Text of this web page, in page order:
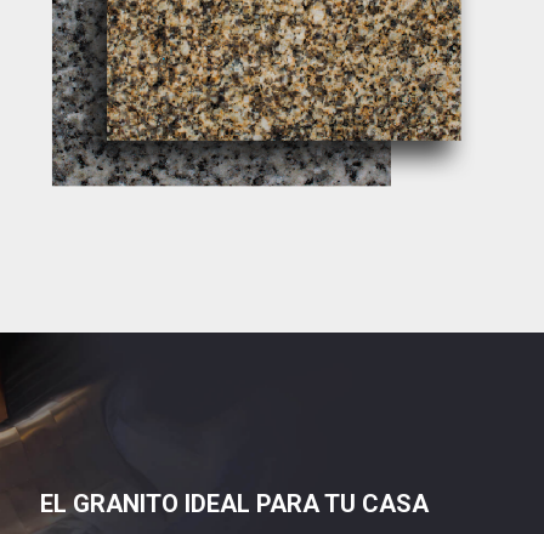
EL GRANITO IDEAL PARA TU CASA